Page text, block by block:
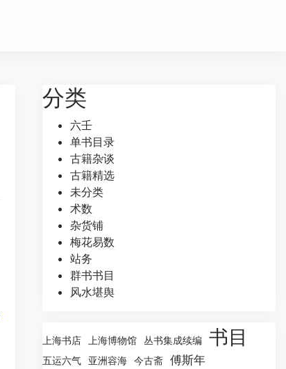
分类
六壬
单书目录
古籍杂谈
古籍精选
未分类
术数
杂货铺
梅花易数
站务
群书书目
风水堪舆
上海书店 上海博物馆 丛书集成续编 书目
五运六气 亚洲容海 今古斋 傅斯年